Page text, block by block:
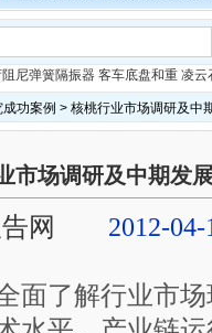
尼弹簧隔振器 客车底盘和重 凌云
功案例 > 核桃行业市场调研及中
市场调研及中期发
网 2012-
面了解行业市